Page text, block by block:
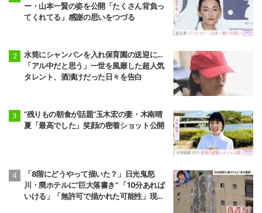
ー・山本一賢の姿を公開「たくさん背負っ
てくれてる」感謝の思いをつづる
水筒にシャンパンを入れ保育園の送迎に…
「アル中だと思う」一世を風靡した超人気
タレント、酒漬けだった日々を告白
“残りもの朝食が話題”玉木宏の妻・木南晴
夏「最高でした」笑顔の密着ショット公開
「8階にどうやって描いた？」日光鬼怒
川・廃ホテルに“巨大落書き” 「10分あれば
いける」「無許可で描かれた可能性」現役